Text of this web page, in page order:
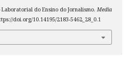
Laboratorial do Ensino do Jornalismo. Media
doi.org/10.14195/2183-5462_28_0.1